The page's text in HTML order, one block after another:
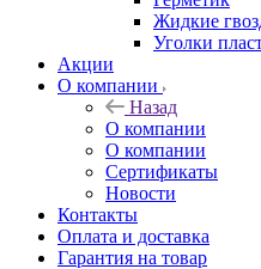
Жидкие
Уголки
Акции
О компании
Назад
О компании
О компании
Сертификаты
Новости
Контакты
Оплата и доставка
Гарантия на товар